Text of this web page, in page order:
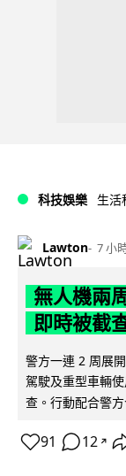
科技娛樂 生活
Lawton 7 小
無人機兩
即時被截
警方一連 2 周展
駕駛及重型車輛
查。行動配合警
91 12 ↗